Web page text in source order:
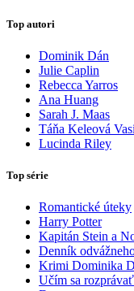
Top autori
Dominik Dán
Julie Caplin
Rebecca Yarros
Ana Huang
Sarah J. Maas
Táňa Keleová
Lucinda Riley
Top série
Romantické úteky
Harry Potter
Kapitán Stein a
Denník
Krimi Dominika
Učím sa rozprávať